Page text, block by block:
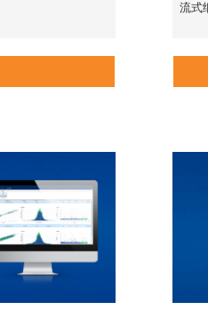
流式